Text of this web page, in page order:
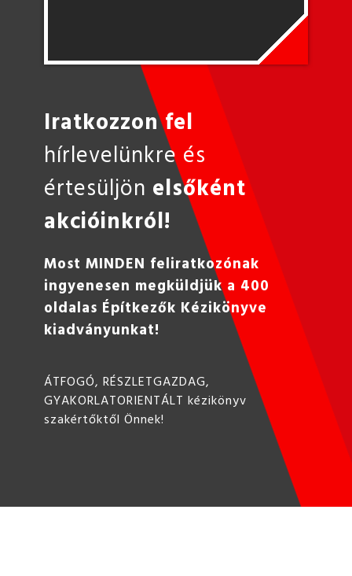
Iratkozzon fel
hírlevelünkre és
értesüljön elsőként
akcióinkról!
Most MINDEN feliratkozónak
ingyenesen megküldjük a 400
oldalas Építkezők Kézikönyve
kiadványunkat!
ÁTFOGÓ, RÉSZLETGAZDAG,
GYAKORLATORIENTÁLT kézikönyv
szakértőktől Önnek!